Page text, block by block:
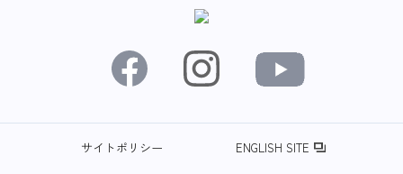
サイトポリシー ENGLISH SITE